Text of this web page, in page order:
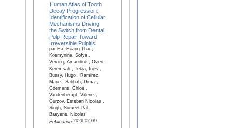
Human Atlas of Tooth
Decay Progression:
Identification of Cellular
Mechanisms Driving
the Switch from Dental
Pulp Repair Toward
Irreversible Pulpitis
par Ha, Hoang Thai ,
Kosmynina, Sofya ,
Verocq, Amandine , Ozen,
Keremsah , Tekia, Ines ,
Bussy, Hugo , Ramirez,
Marie , Sabbah, Dima ,
Goemans, Chloé ,
Vandenbempt, Valerie ,
Gurzov, Esteban Nicolas ,
Singh, Sumeet Pal ,
Baeyens, Nicolas
Publication2026-02-09